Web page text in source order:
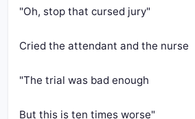
"Oh, stop that cursed jury"
Cried the attendant and the nurse
"The trial was bad enough
But this is ten times worse"